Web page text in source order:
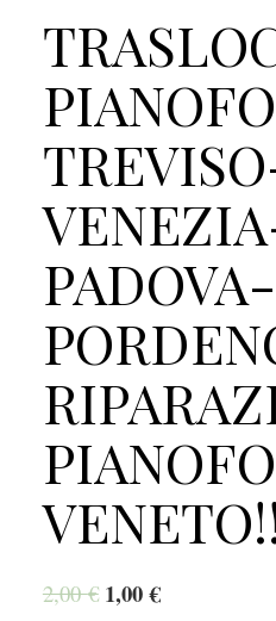
PADOVA-
2,00€ 1,00€